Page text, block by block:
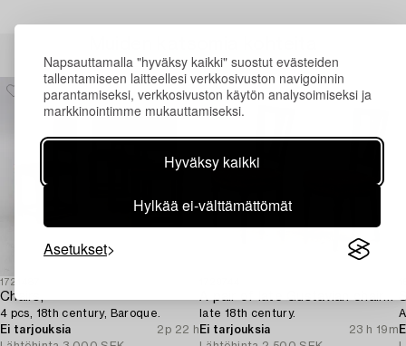
Napsauttamalla "hyväksy kaikki" suostut evästeiden
tallentamiseen laitteellesi verkkosivuston navigoinnin
parantamiseksi, verkkosivuston käytön analysoimiseksi ja
markkinointimme mukauttamiseksi.
Hyväksy kaikki
Hylkää ei-välttämättömät
Asetukset
1721487
Chairs,
4 pcs, 18th century, Baroque.
Ei tarjouksia
2p 22 h
A pair of late Gustavian chairs from Lindome,
late 18th century.
Ei tarjouksia
23 h 19m